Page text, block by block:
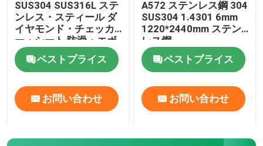
SUS304 SUS316L ステ
ンレス・スティール ダ
イヤモンド・チェッカ
ー・シート 防滑・エボ
スプレート
3*1500*3000mm
ベストプライス
お問い合わせ
A572 ステンレス鋼 304
SUS304 1.4301 6mm
1220*2440mm ステン
レス鋼
ベストプライス
お問い合わせ